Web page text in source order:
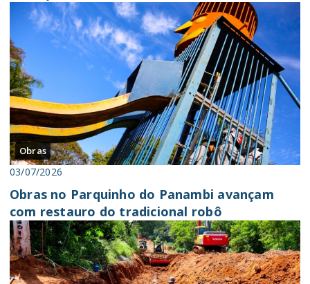
Obras
03/07/2026
Obras no Parquinho do Panambi avançam
com restauro do tradicional robô